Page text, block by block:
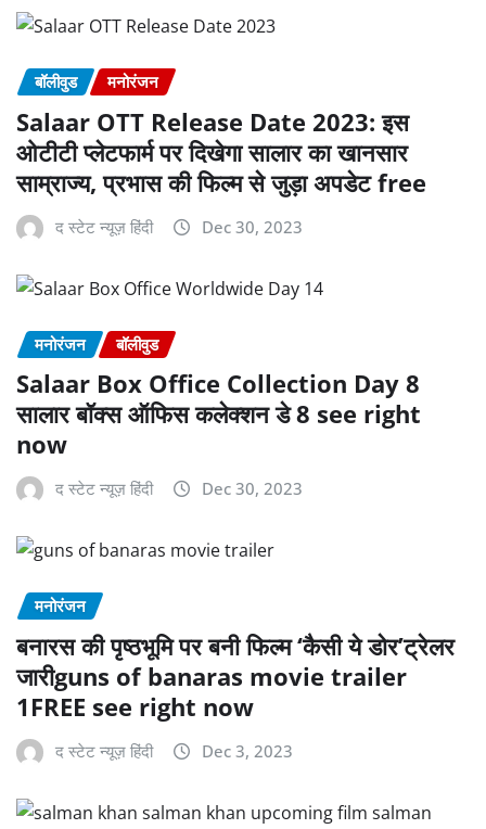
बॉलीवुड मनोरंजन
Salaar OTT Release Date 2023: इस
ओटीटी प्लेटफार्म पर दिखेगा सालार का खानसार
साम्राज्य, प्रभास की फिल्म से जुड़ा अपडेट free
द स्टेट न्यूज़ हिंदी Dec 30, 2023
मनोरंजन बॉलीवुड
Salaar Box Office Collection Day 8
सालार बॉक्स ऑफिस कलेक्शन डे 8 see right
now
द स्टेट न्यूज़ हिंदी Dec 30, 2023
मनोरंजन
बनारस की पृष्ठभूमि पर बनी फिल्म ‘कैसी ये डोर’ट्रेलर
जारीguns of banaras movie trailer
1FREE see right now
द स्टेट न्यूज़ हिंदी Dec 3, 2023